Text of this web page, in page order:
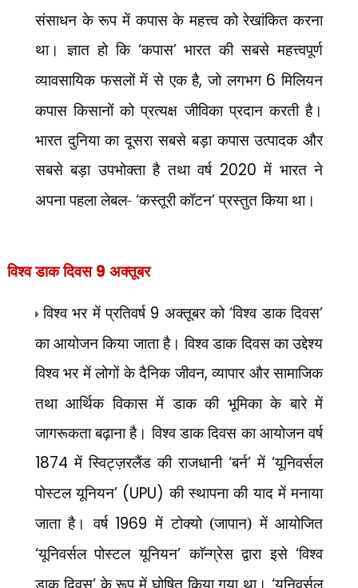
संसाधन के रूप में कपास के महत्त्व को रेखांकित करना
था। ज्ञात हो कि ‘कपास’भारत की सबसे महत्त्वपूर्ण
व्यावसायिक फसलों में से एक है,जो लगभग 6 मिलियन
कपास किसानों को प्रत्यक्ष जीविका प्रदान करती है।
भारत दुनिया का दूसरा सबसे बड़ा कपास उत्पादक और
सबसे बड़ा उपभोक्ता है तथा वर्ष 2020 में भारत ने
अपना पहला लेबल- ‘कस्तूरी कॉटन’प्रस्तुत किया था।
विश्व डाक दिवस 9 अक्तूबर
विश्व भर में प्रतिवर्ष 9 अक्तूबर को‘विश्व डाक दिवस’
का आयोजन किया जाता है। विश्व डाक दिवस का उद्देश्य
विश्व भर में लोगों के दैनिक जीवन,व्यापार और सामाजिक
तथा आर्थिक विकास में डाक की भूमिका के बारे में
जागरूकता बढ़ाना है। विश्व डाक दिवस का आयोजन वर्ष
1874 में स्विट्ज़रलैंड की राजधानी‘बर्न’में‘यूनिवर्सल
पोस्टल यूनियन’ (UPU)की स्थापना की याद में मनाया
जाता है। वर्ष 1969 में टोक्यो (जापान) में आयोजित
‘यूनिवर्सल पोस्टल यूनियन’काॅन्ग्रेस द्वारा इसे‘विश्व
डाक दिवस के रूप में घोषित किया गया था।यूनिवर्सल